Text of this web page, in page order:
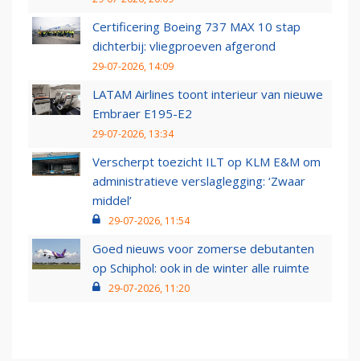
Certificering Boeing 737 MAX 10 stap
dichterbij: vliegproeven afgerond
29-07-2026, 14:09
LATAM Airlines toont interieur van nieuwe
Embraer E195-E2
29-07-2026, 13:34
Verscherpt toezicht ILT op KLM E&M om
administratieve verslaglegging: ‘Zwaar
middel’
29-07-2026, 11:54
Goed nieuws voor zomerse debutanten
op Schiphol: ook in de winter alle ruimte
29-07-2026, 11:20